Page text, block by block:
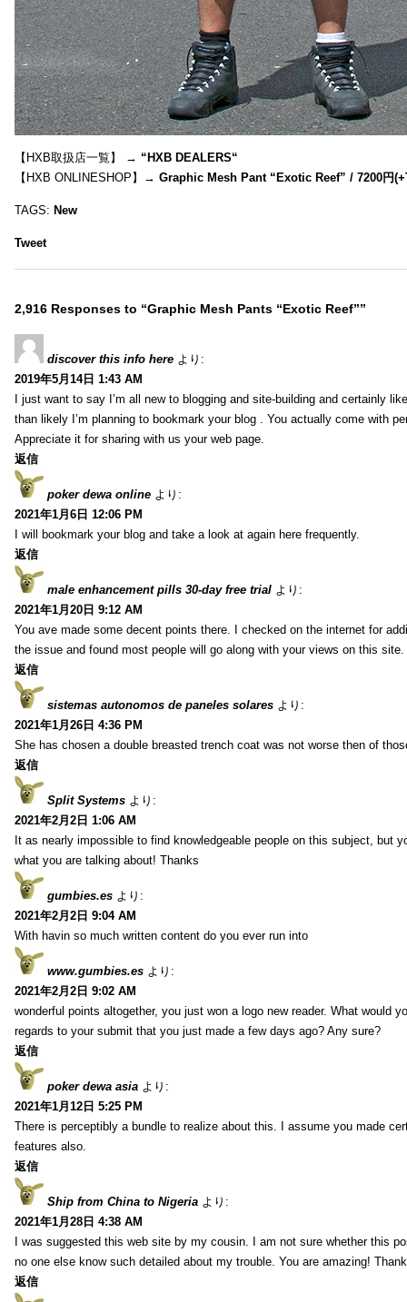
【HXB取扱店一覧】 → “HXB DEALERS“
【HXB ONLINESHOP】→ Graphic Mesh Pant “Exotic Reef” / 7200円
TAGS: New
Tweet
2,916 Responses to “Graphic Mesh Pants “Exotic Reef””
discover this info here より:
2019年5月14日 1:43 AM
I just want to say I’m all new to blogging and site-building and certainly
than likely I’m planning to bookmark your blog . You actually come with
Appreciate it for sharing with us your web page.
返信
poker dewa online より:
2021年1月6日 12:06 PM
I will bookmark your blog and take a look at again here frequently.
返信
male enhancement pills 30-day free trial より:
2021年1月20日 9:12 AM
You ave made some decent points there. I checked on the internet for
the issue and found most people will go along with your views on this site.
返信
sistemas autonomos de paneles solares より:
2021年1月26日 4:36 PM
She has chosen a double breasted trench coat was not worse then of
返信
Split Systems より:
2021年2月2日 1:06 AM
It as nearly impossible to find knowledgeable people on this subject, but
what you are talking about! Thanks
gumbies.es より:
2021年2月2日 9:04 AM
With havin so much written content do you ever run into
www.gumbies.es より:
2021年2月2日 9:02 AM
wonderful points altogether, you just won a logo new reader. What would
regards to your submit that you just made a few days ago? Any sure?
返信
poker dewa asia より:
2021年1月12日 5:25 PM
There is perceptibly a bundle to realize about this. I assume you made
features also.
返信
Ship from China to Nigeria より:
2021年1月28日 4:38 AM
I was suggested this web site by my cousin. I am not sure whether this
no one else know such detailed about my trouble. You are amazing!
返信